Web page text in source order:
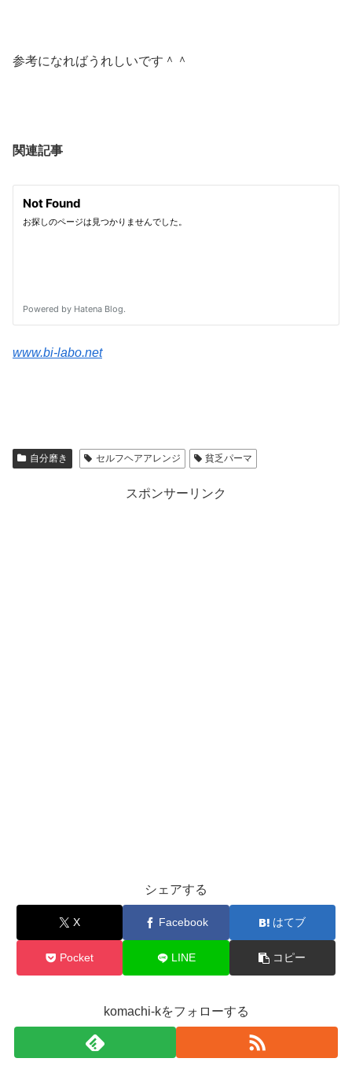
参考になればうれしいです＾＾
関連記事
www.bi-labo.net
自分磨き セルフヘアアレンジ 貧乏パーマ
スポンサーリンク
シェアする
X Facebook はてブ
Pocket LINE コピー
komachi-kをフォローする